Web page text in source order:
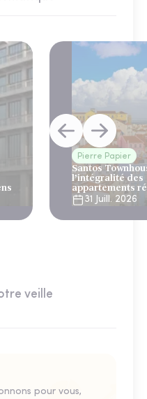
Pierre Papier
Santos
l’intégralité des
appartements
Lisbonne
31 Juill. 2026
veille
pour vous,